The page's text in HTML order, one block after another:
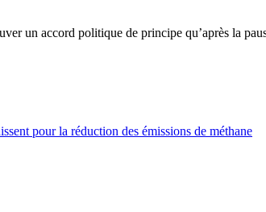
un accord politique de principe qu’après la
pour la réduction des émissions de méthane